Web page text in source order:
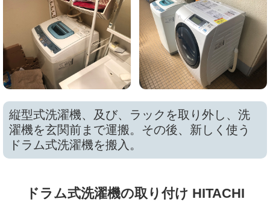
縦型式洗濯機、及び、ラックを取り外し、洗
濯機を玄関前まで運搬。その後、新しく使う
ドラム式洗濯機を搬入。
ドラム式洗濯機の取り付け HITACHI